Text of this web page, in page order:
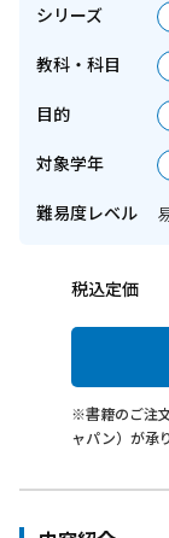
シリーズ
教科・科目
目的
対象学年
難易度レベル
税込定価
※書籍のご注
ャパン）が承